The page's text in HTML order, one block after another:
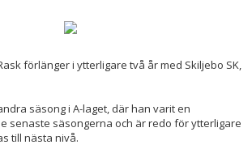
förlänger i ytterligare två år med Skiljebo SK,
säsong i A-laget, där han varit en
senaste säsongerna och är redo för ytterligare
till nästa nivå.